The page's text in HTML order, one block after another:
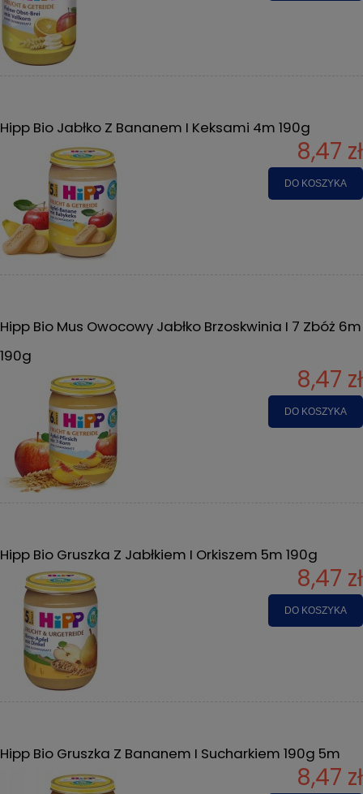
Hipp Bio Jabłko Z Bananem I Keksami 4m 190g
8,47 zł
DO KOSZYKA
Hipp Bio Mus Owocowy Jabłko Brzoskwinia I 7 Zbóż 6m
190g
8,47 zł
DO KOSZYKA
Hipp Bio Gruszka Z Jabłkiem I Orkiszem 5m 190g
8,47 zł
DO KOSZYKA
Hipp Bio Gruszka Z Bananem I Sucharkiem 190g 5m
8,47 zł